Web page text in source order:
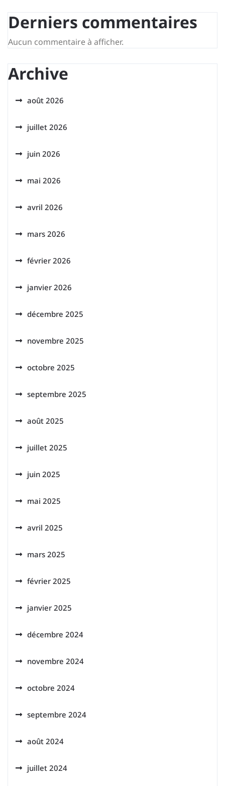
Derniers commentaires
Aucun commentaire à afficher.
Archive
août 2026
juillet 2026
juin 2026
mai 2026
avril 2026
mars 2026
février 2026
janvier 2026
décembre 2025
novembre 2025
octobre 2025
septembre 2025
août 2025
juillet 2025
juin 2025
mai 2025
avril 2025
mars 2025
février 2025
janvier 2025
décembre 2024
novembre 2024
octobre 2024
septembre 2024
août 2024
juillet 2024